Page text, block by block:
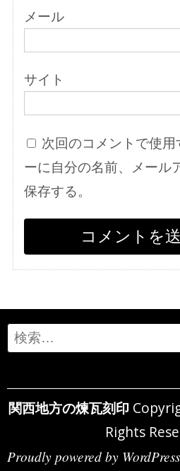
メール
サイト
次回のコメントで使
ーに自分の名前、メール
保存する。
Search
for:
関西地方の煉瓦刻印
Rights
Proudly powered by WordPress